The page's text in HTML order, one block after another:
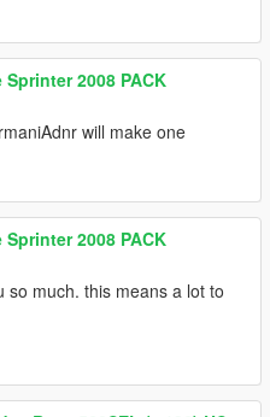
Sprinter 2008 PACK
will make one
Sprinter 2008 PACK
so much. this means a lot to